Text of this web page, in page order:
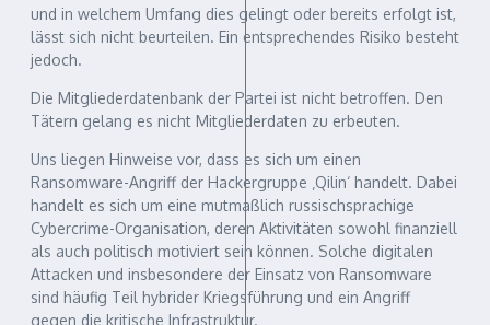
und in welchem Umfang dies gelingt oder bereits erfolgt ist,
lässt sich nicht beurteilen. Ein entsprechendes Risiko besteht
jedoch.
Die Mitgliederdatenbank der Partei ist nicht betroffen. Den
Tätern gelang es nicht Mitgliederdaten zu erbeuten.
Uns liegen Hinweise vor, dass es sich um einen
Ransomware-Angriff der Hackergruppe ‚Qilin‘ handelt. Dabei
handelt es sich um eine mutmaßlich russischsprachige
Cybercrime-Organisation, deren Aktivitäten sowohl finanziell
als auch politisch motiviert sein können. Solche digitalen
Attacken und insbesondere der Einsatz von Ransomware
sind häufig Teil hybrider Kriegsführung und ein Angriff
gegen die kritische Infrastruktur.